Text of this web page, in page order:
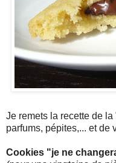
Je remets la recette de
parfums, pépites,... et de
Cookies "je ne